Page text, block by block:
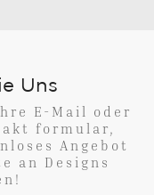
Uns
E-Mail oder
formular,
Angebot
an Designs